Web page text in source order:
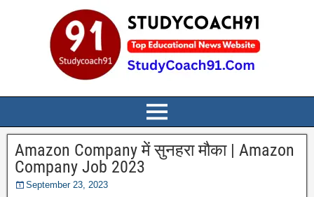
Amazon Company में सुनहरा मौका | Amazon
Company Job 2023
September 23, 2023